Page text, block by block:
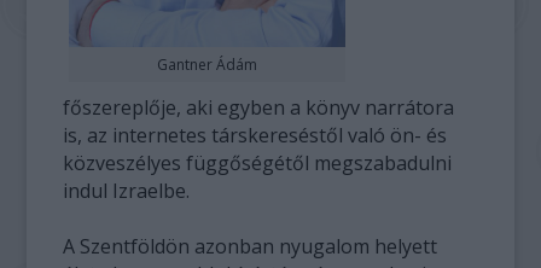
Gantner Ádám
főszereplője, aki egyben a könyv narrátora
is, az internetes társkereséstől való ön- és
közveszélyes függőségétől megszabadulni
indul Izraelbe.
A Szentföldön azonban nyugalom helyett